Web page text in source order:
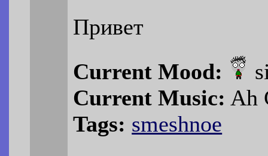
Привет
Current Mood:
Current Music: Ah
Tags: smeshnoe